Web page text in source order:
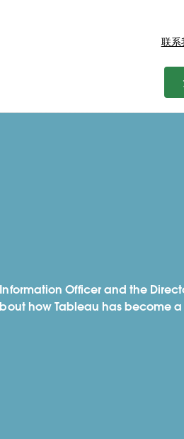
联系
Officer and the
how Tableau has become